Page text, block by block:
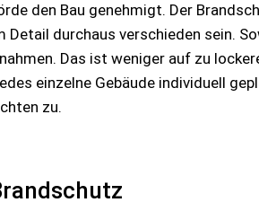
den Bau genehmigt. Der
Detail durchaus verschieden sein.
Das ist weniger auf zu
einzelne Gebäude individuell
zu.